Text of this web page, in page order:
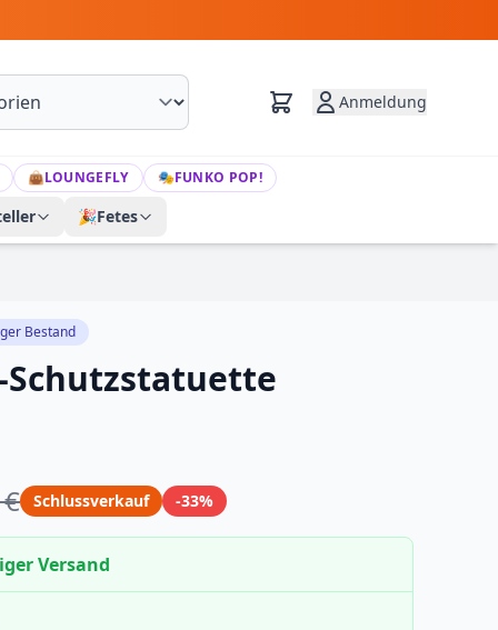
Anmeldung
👜LOUNGEFLY 🎭FUNKO POP!
🎉Fetes
Bestand
Schutzstatuette
Schlussverkauf -33%
Versand